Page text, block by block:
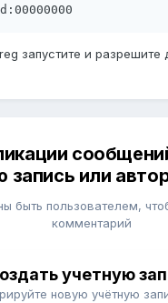
запустите и разрешите
запись или
быть пользователем,
комментарий
учетную
новую учётную